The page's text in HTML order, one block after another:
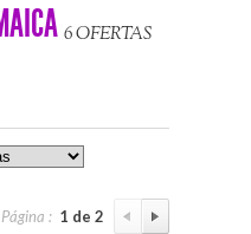
6 OFERTAS
Página : 1 de 2